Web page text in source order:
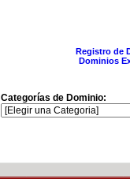
Registro de
Dominios
Categorías de Dominio: